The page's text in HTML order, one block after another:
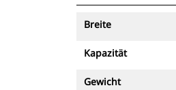
Breite
Kapazität
Gewicht